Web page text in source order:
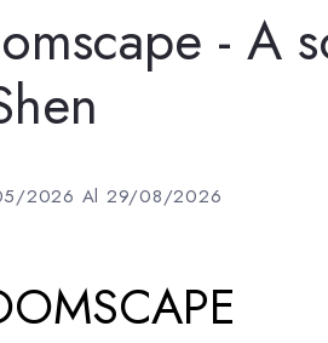
- A
2026 Al 29/08/2026